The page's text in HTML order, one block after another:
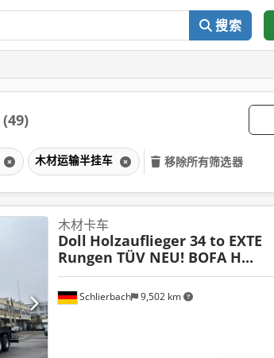
搜索
(49)
木材运输半挂车 移除所有筛选器
Schlierbach 9,502 km
木材卡车
Doll Holzauflieger 34 to EXTE
Rungen TÜV NEU! BOFA H...